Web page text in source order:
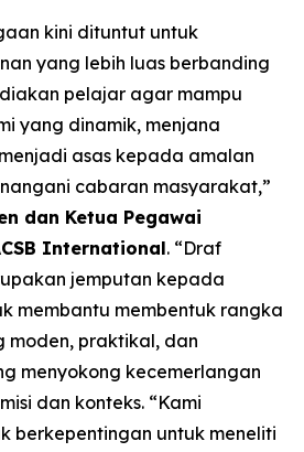
kini dituntut untuk
yang lebih luas berbanding
pelajar agar mampu
yang dinamik, menjana
asas kepada amalan
cabaran masyarakat,”
dan Ketua Pegawai
International. “Draf
jemputan kepada
membantu membentuk rangka
moden, praktikal, dan
menyokong kecemerlangan
dan konteks. “Kami
berkepentingan untuk meneliti